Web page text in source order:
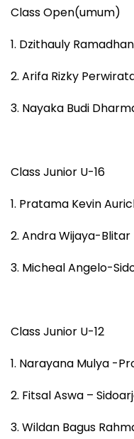
Class Open(umum)
1. Dzithauly
2. Arifa Rizky
3. Nayaka Budi
Class Junior U-16
1. Pratama Kevin
2. Andra Wijaya-Blitar
3. Micheal Angelo-
Class Junior U-12
1. Narayana Mulya -
2. Fitsal Aswa –
3. Wildan Bagus